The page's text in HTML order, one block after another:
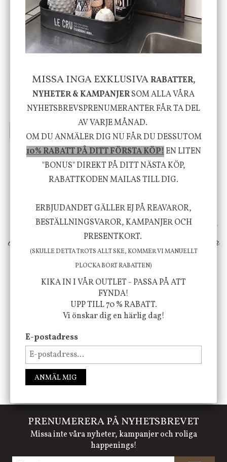
House Doctor
635 kr 795 kr
-20%
INFO KÖP
Nicolas Vahé
Serveringsfat, Ostron,
Stengods
415 kr
INFO KÖP
Vi vill förmedla känsla, upplevelse och
inspiration från naturen och dess färgpalett
erbjuder vi omsorgsfullt utvalda produkter som
ökar trivsel i ditt hem och ger det lilla extra för
att öka ditt välmående!
FÖLJ OSS PÅ INSTAGRAM @JBHOME
PRENUMERERA PÅ NYHETSBREVET
Missa inte våra nyheter, kampanjer och roliga
happenings!
MISSA INGA EXKLUSIVARABATTER,
NYHETER & KAMPANJERSOM ALLA VÅRA
NYHETSBREVSPRENUMERANTER FÅR TA DEL
AV VARJE MÅNAD.
OM DU ANMÄLER DIG NU FÅR DU DESSUTOM
10% RABATT PÅ DITT FÖRSTA KÖP!EN LITEN
"BONUS" DIREKT PÅ DITT NÄSTA KÖP,
RABATTKODEN MAILAS TILL DIG.
ERBJUDANDET GÄLLER EJ PÅ REAVAROR,
BESTÄLLNINGSVAROR, KAMPANJER OCH
PRESENTKORT.
(SKULLE DETTA TROTS ALLT SKE, KOMMER VI MANUELLT
PLOCKA BORT RABATTEN)
KIKA IN I VÅR OUTLET - PASSA PÅ ATT
FYNDA!
UPP TILL 70 % RABATT.
Vi önskar dig en härlig dag!
E-postadress
ANMÄL MIG